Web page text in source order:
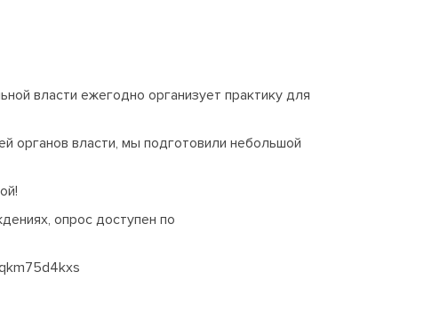
власти ежегодно организует практику для
органов власти, мы подготовили небольшой
опрос доступен по
ГосКадры53
ГосКадры53. Могу подсказать про